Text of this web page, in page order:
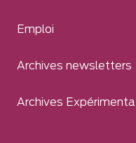
Emploi
Archives newsletters
Archives